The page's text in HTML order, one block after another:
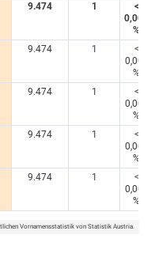
9.474 1
<
0,005
%
9.474 1
<
0,005
%
9.474 1
<
0,005
%
9.474 1
<
0,005
%
9.474 1
<
0,005
%
Vornamensstatistik von Statistik Austria.